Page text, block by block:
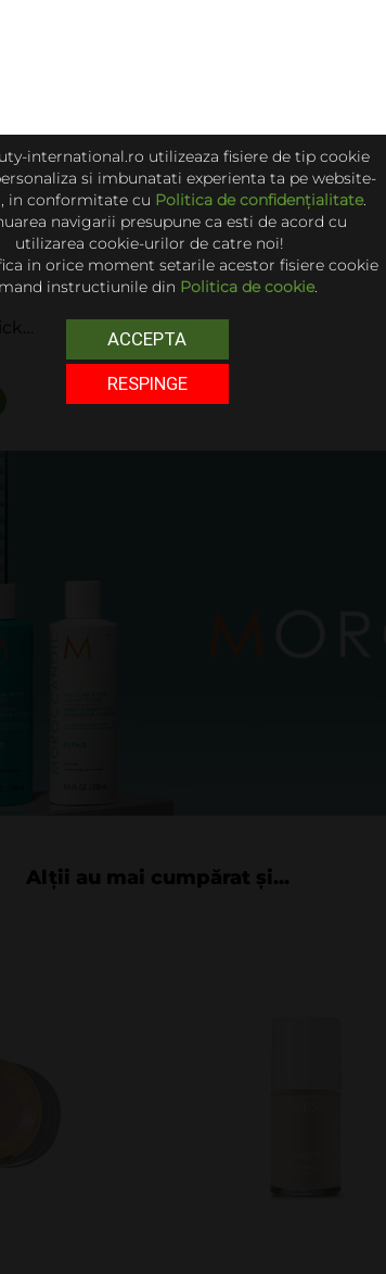
Alții au mai cumpărat și...
international.ro utilizeaza fisiere de tip cookie
si imbunatati experienta ta pe website-
in conformitate cu Politica de confidențialitate.
navigarii presupune ca esti de acord cu
utilizarea cookie-urilor de catre noi!
in orice moment setarile acestor fisiere cookie
instructiunile din Politica de cookie.
ACCEPTA
RESPINGE